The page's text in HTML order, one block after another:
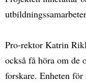
Pro-rektor Katrin
också få höra om de
forskare. Enheten för